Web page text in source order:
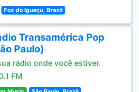
Foz do Iguaçu, Brazil
Transamérica Pop
Paulo)
rádio onde você estiver.
FM